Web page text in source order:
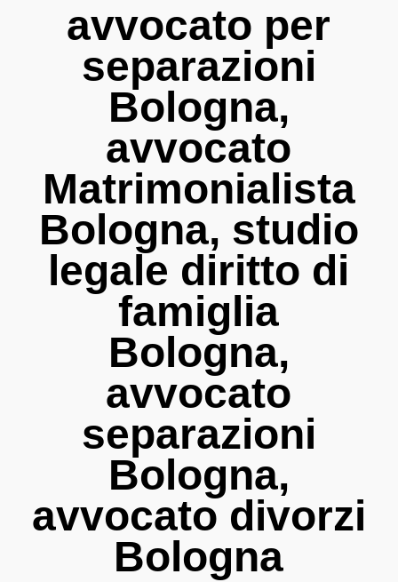
avvocato per
separazioni
Bologna,
avvocato
Matrimonialista
Bologna, studio
legale diritto di
famiglia
Bologna,
avvocato
separazioni
Bologna,
avvocato divorzi
Bologna